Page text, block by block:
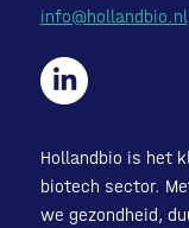
info@hollandbio.nl
Hollandbio is het
biotech sector.
we gezondheid,